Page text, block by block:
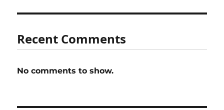
Recent Comments
No comments to show.